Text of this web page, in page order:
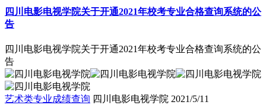
四川电影电视学院关于开通2021年校考专业合格查询系统的公
告
四川电影电视学院关于开通2021年校考专业合格查询系统的公
告
艺术类专业成绩查询 四川电影电视学院 2021/5/11